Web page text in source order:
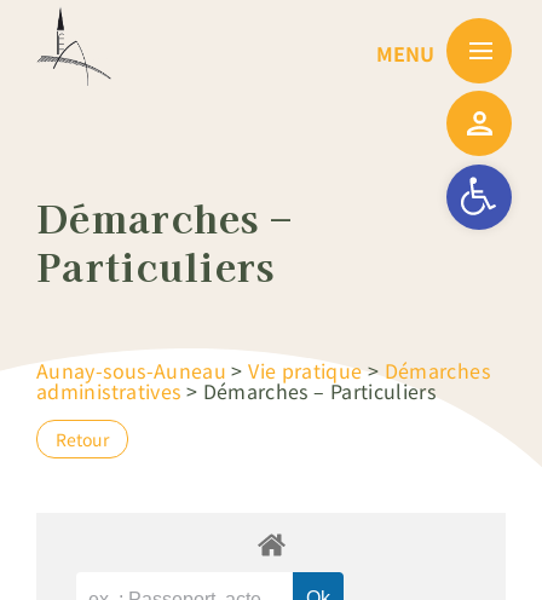
Ouvrir la
Démarches –
Particuliers
Aunay-sous-Auneau >Vie pratique>Démarches
administratives > Démarches – Particuliers
Retour